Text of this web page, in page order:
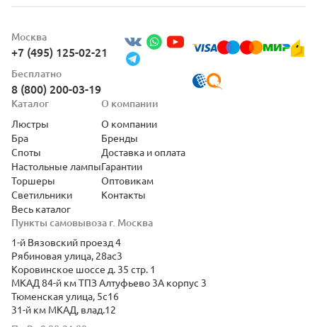
Москва
+7 (495) 125-02-21
Бесплатно
8 (800) 200-03-19
Пункты самовывоза г. Москва
1-й Вязовский проезд 4
Рябиновая улица, 28ас3
Коровинское шоссе д. 35 стр. 1
МКАД 84-й км ТПЗ Алтуфьево 3А корпус 3
Тюменская улица, 5с16
31-й км МКАД, влад.12
Каталог
Люстры
Бра
Споты
Настольные лампы
Торшеры
Светильники
Весь каталог
О компании
О компании
Бренды
Доставка и оплата
Гарантии
Оптовикам
Контакты